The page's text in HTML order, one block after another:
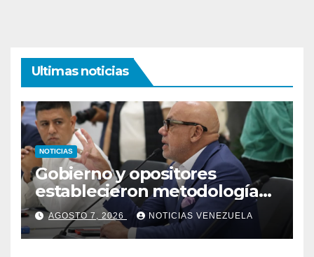
Ultimas noticias
NOTICIAS
Gobierno y opositores
establecieron metodología
para el proceso de diálogo en
Venezuela
AGOSTO 7, 2026 NOTICIAS VENEZUELA